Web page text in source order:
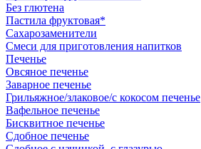
Без глютена
Пастила фруктовая*
Сахарозаменители
Смеси для приготовления напитков
Печенье
Овсяное печенье
Заварное печенье
Грильяжное/злаковое/с кокосом печенье
Вафельное печенье
Бисквитное печенье
Сдобное печенье